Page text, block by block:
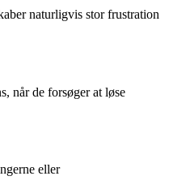
naturligvis stor frustration
når de forsøger at løse
eller